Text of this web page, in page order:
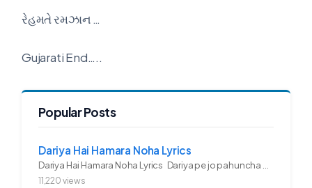
રેહમતે રમઝાન …
Gujarati End…..
Popular Posts
Dariya Hai Hamara Noha Lyrics
11,220 views